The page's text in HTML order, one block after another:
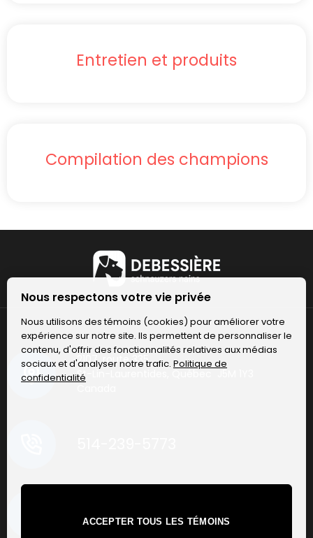
Entretien et produits
Compilation des champions
2107, route 335
St-Lin-Laurentides, Québec J5M 1Y3
Nous respectons votre vie privée
Nous utilisons des témoins (cookies) pour améliorer votre
expérience sur notre site. Ils permettent de personnaliser le
contenu, d'offrir des fonctionnalités relatives aux médias
sociaux et d'analyser notre trafic. Politique de
confidentialité
ACCEPTER TOUS LES TÉMOINS